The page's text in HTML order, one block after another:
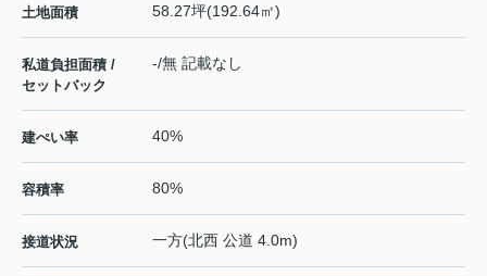
土地面積 58.27坪(192.64㎡)
私道負担面積 /
セットバック
-/無 記載なし
建ぺい率 40%
容積率 80%
接道状況 一方(北西 公道 4.0m)